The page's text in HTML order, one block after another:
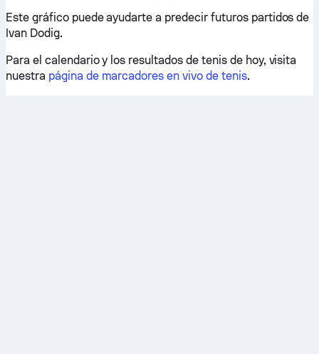
Este gráfico puede ayudarte a predecir futuros partidos de
Ivan Dodig.
Para el calendario y los resultados de tenis de hoy, visita
nuestra página de marcadores en vivo de tenis.